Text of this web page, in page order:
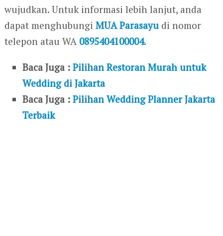
wujudkan. Untuk informasi lebih lanjut, anda
dapat menghubungi MUA Parasayudi nomor
telepon atau WA 0895404100004.
Baca Juga :Pilihan Restoran Murah untuk
Wedding di Jakarta
Baca Juga :Pilihan Wedding Planner Jakarta
Terbaik